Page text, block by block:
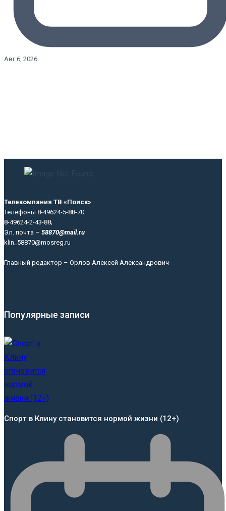
Авг 6, 2026
Телекомпания ТВ «Поиск»
Телефоны 8-49624-5-88-70
8-49624-2-43-88;
Эл. почта – 58870@mail.ru
klin_58870@mosreg.ru
Главный редактор – Орлов Алексей Александрович
Популярные записи
Спорт в Клину становится нормой жизни (12+)